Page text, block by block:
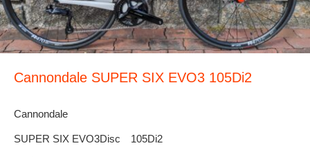
Cannondale SUPER SIX EVO3 105Di2
Cannondale
SUPER SIX EVO3Disc 105Di2